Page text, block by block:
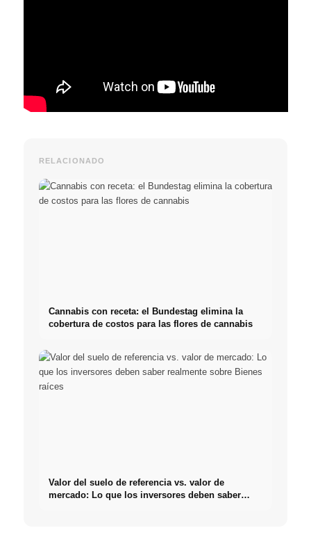
RELACIONADO
Cannabis con receta: el Bundestag elimina la
cobertura de costos para las flores de cannabis
Valor del suelo de referencia vs. valor de
mercado: Lo que los inversores deben saber